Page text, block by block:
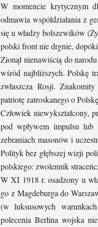
W momencie krytycznym
odmawia współdziałania z
się u władzy bolszewików
polski front nie drgnie,
Zionął nienawiścią do
wśród najbliższych. Polskę
zwłaszcza Rosji.
patriotę zatroskanego o
Człowiek niewykształcony,
pod wpływem impulsu
zebraniach masonów i
Polityk bez głębszej wizji
polskiego: zwolennik
W XI 1918 r. osadzony u
go z Magdeburga do
(w luksusowych
polecenia Berlina wojska